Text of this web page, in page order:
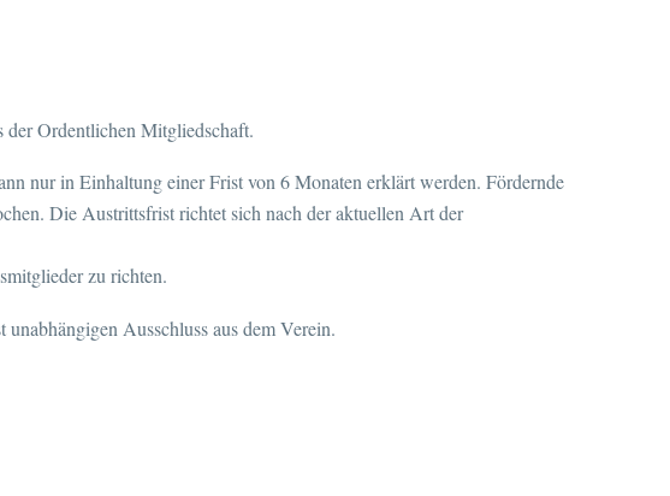
der Ordentlichen Mitgliedschaft.
nur in Einhaltung einer Frist von 6 Monaten erklärt werden. Fördernde
Die Austrittsfrist richtet sich nach der aktuellen Art der
zu richten.
Ausschluss aus dem Verein.